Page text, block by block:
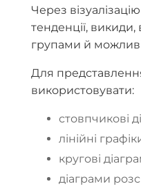
Через
тенденції, викиди,
групами й
Для
використовувати:
стовпчикові
лінійні
кругові
діаграми